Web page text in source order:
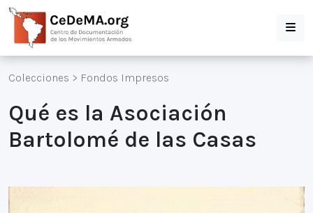
Colecciones > Fondos Impresos
Qué es la Asociación
Bartolomé de las Casas